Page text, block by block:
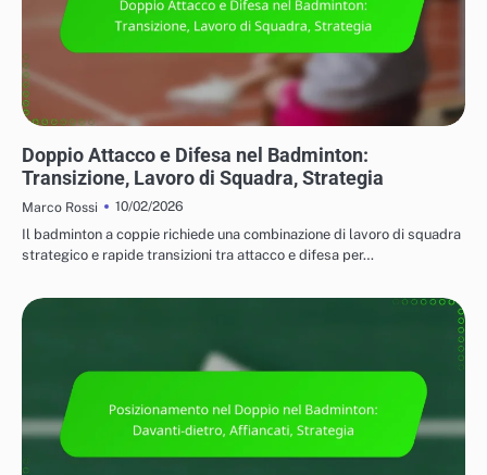
Doppio Attacco e Difesa nel Badminton:
Transizione, Lavoro di Squadra, Strategia
Marco Rossi
10/02/2026
Il badminton a coppie richiede una combinazione di lavoro di squadra
strategico e rapide transizioni tra attacco e difesa per…